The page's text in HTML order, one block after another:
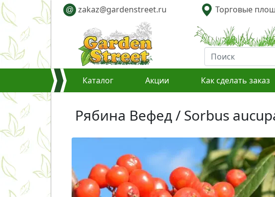
@ zakaz@gardenstreet.ru Торговые
Каталог Акции Как сделать заказ
Рябина Вефед / Sorbus